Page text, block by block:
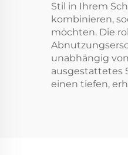
Stil in Ihrem
kombinieren,
möchten. Die
unabhängig
ausgestattetes
einen tiefen,